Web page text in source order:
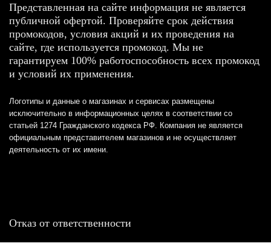
Представленная на сайте информация не является
публичной офертой. Проверяйте срок действия
промокодов, условия акций и их проведения на
сайте, где используется промокод. Мы не
гарантируем 100% работоспособность всех промокод
и условий их применения.
Логотипы и данные о магазинах и сервисах размещены
исключительно в информационных целях в соответствии со
статьей 1274 Гражданского кодекса РФ. Компания не является
официальным представителем магазинов и не осуществляет
деятельность от их имени.
Отказ от ответственности